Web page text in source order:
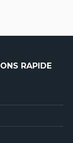
RAPIDE